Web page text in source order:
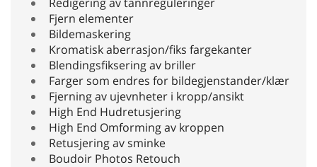
Fjern elementer
Bildemaskering
Kromatisk aberrasjon/fiks fargekanter
Blendingsfiksering av briller
Farger som endres for bildegjenstander/klær
Fjerning av ujevnheter i kropp/ansikt
High End Hudretusjering
High End Omforming av kroppen
Retusjering av sminke
Boudoir Photos Retouch